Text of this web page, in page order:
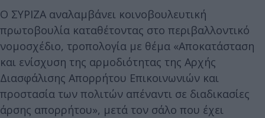
Ο ΣΥΡΙΖΑ αναλαμβάνει κοινοβουλευτική
πρωτοβουλία καταθέτοντας στο περιβαλλοντικό
νομοσχέδιο, τροπολογία με θέμα «Αποκατάσταση
και ενίσχυση της αρμοδιότητας της Αρχής
Διασφάλισης Απορρήτου Επικοινωνιών και
προστασία των πολιτών απέναντι σε διαδικασίες
άρσης απορρήτου», μετά τον σάλο που έχει